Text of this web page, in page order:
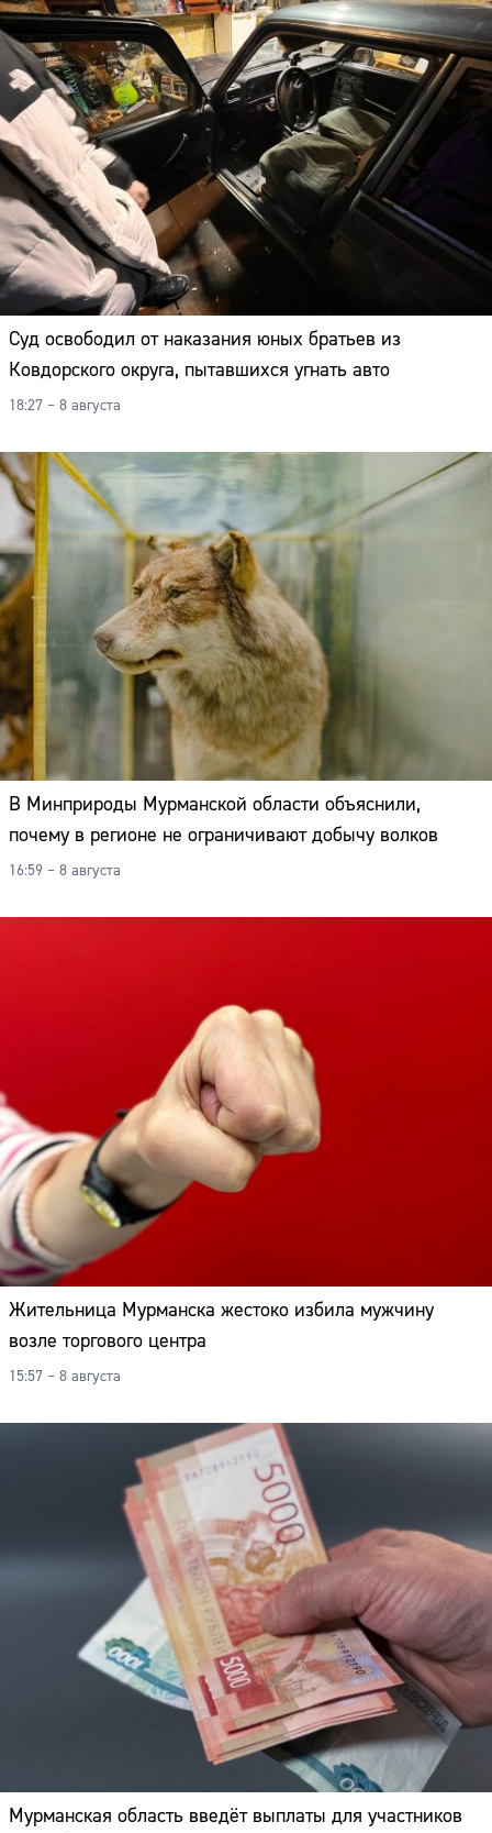
Суд освободил от наказания юных братьев из
Ковдорского округа, пытавшихся угнать авто
18:27 – 8 августа
В Минприроды Мурманской области объяснили,
почему в регионе не ограничивают добычу волков
16:59 – 8 августа
Жительница Мурманска жестоко избила мужчину
возле торгового центра
15:57 – 8 августа
Мурманская область введёт выплаты для участников
Адрес:
Телефон: